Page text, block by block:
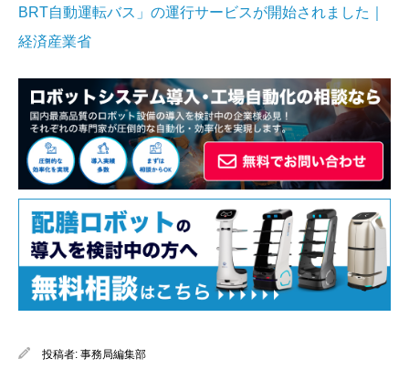
BRT自動運転バス」の運行サービスが開始されました｜
経済産業省
投稿者: 事務局編集部